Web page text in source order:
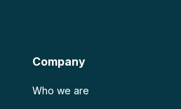
Company
Who we are